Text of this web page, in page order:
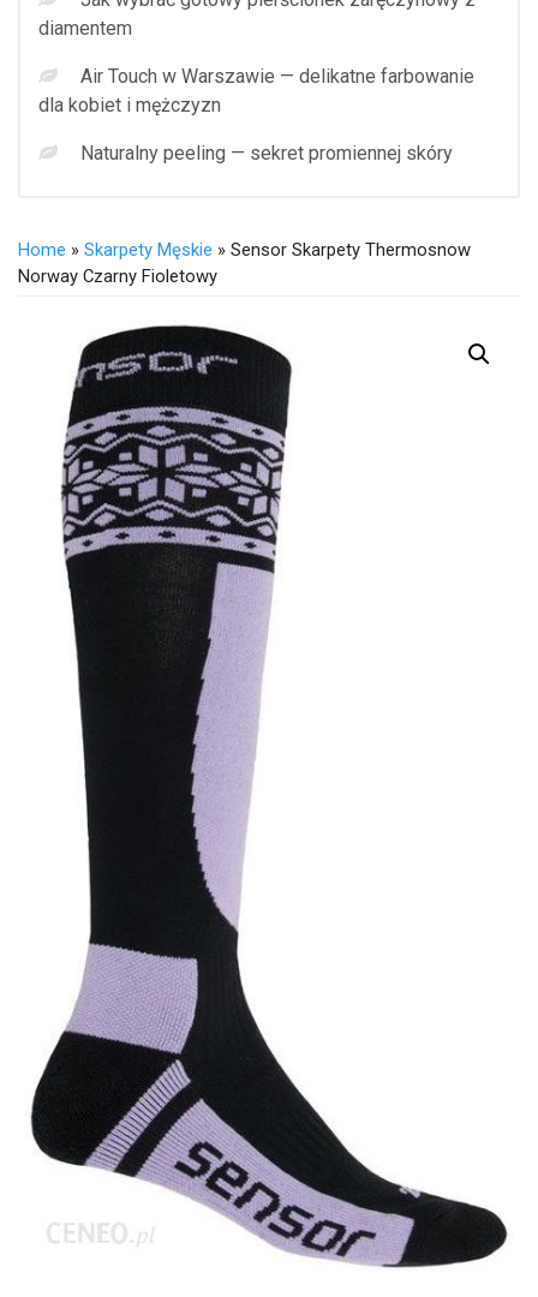
diamentem
Air Touch w Warszawie — delikatne farbowanie
dla kobiet i mężczyzn
Naturalny peeling — sekret promiennej skóry
Home » Skarpety Męskie » Sensor Skarpety Thermosnow
Norway Czarny Fioletowy